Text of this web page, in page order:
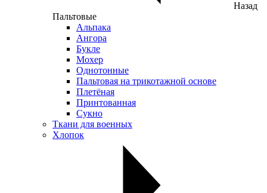
Назад
Пальтовые
Альпака
Ангора
Букле
Мохер
Однотонные
Пальтовая на трикотажной основе
Плетёная
Принтованная
Сукно
Ткани для военных
Хлопок